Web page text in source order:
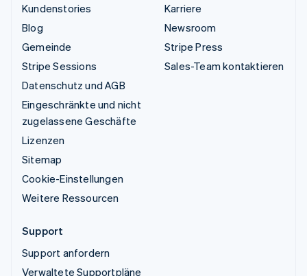
Kundenstories
Blog
Gemeinde
Stripe Sessions
Datenschutz und AGB
Eingeschränkte und nicht
zugelassene Geschäfte
Lizenzen
Sitemap
Cookie-Einstellungen
Weitere Ressourcen
Karriere
Newsroom
Stripe Press
Sales-Team kontaktieren
Support
Support anfordern
Verwaltete Supportpläne